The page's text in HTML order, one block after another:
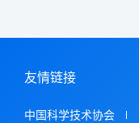
友情链接
中国科学技术协会